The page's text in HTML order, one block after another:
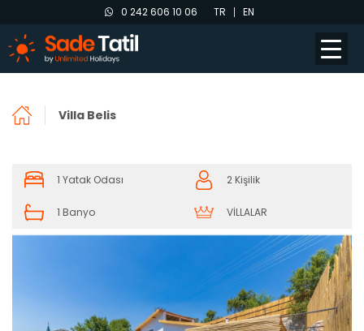
0 242 606 10 06 TR EN
Villa Belis
1 Yatak Odası 2 Kişilik
1 Banyo VİLLALAR